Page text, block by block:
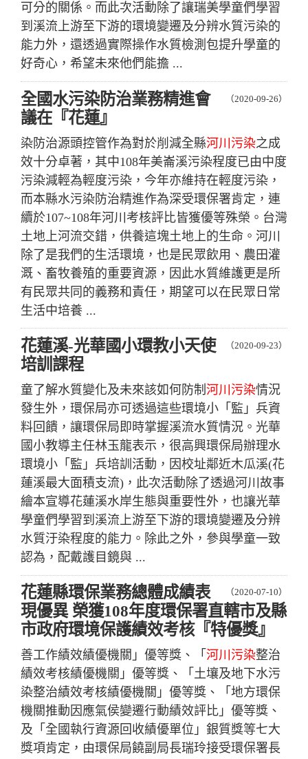
可分的關係。而此次活動除了讓瑞美學童們學習
到溪流上游至下游的環境變遷及分辨水質污染的
能力外，還透過實際操作水質檢測包提升學童的
好奇心，希望未來他們能擔 ...
（2020-09-26）
全國水污染防治業務精進會
議在『花蓮』
染防治源頭控管作為對於削減全縣河川污染之成
效十分卓著，其中108年美崙溪污染程度已由中度
污染減輕為輕度污染，今年亦維持在輕度污染，
而本縣水污染防治精進作為深受環保署肯定，連
續於107~108年河川考核評比皆獲優等殊榮。台灣
土地上河流交錯，供養這塊土地上的生命。河川
除了是我們的生活環境，也是民眾飲用、農田灌
溉、畜牧養殖的重要資源，因此水質維護更是所
有民眾共同的義務和責任，期望可以在民眾日常
生活中培養 ...
（2020-09-23）
花蓮溪-光華國小環教小天使
培訓課程
童了解水質變化及未來該如何防制 河川污染情況
發生外，環保局亦可透過這些環境小「監」兵資
料回饋，讓環保局即時掌握溪流水質情況。光華
國小教導主任林玉龍表示，很高興環保局辦理水
環境小「監」兵培訓活動，因校址鄰近木瓜溪(花
蓮溪最大面積支流)，此次活動除了透過河川故事
繪本宣導花蓮溪水岸生態與重要性外，也讓光華
學童們學習到溪流上游至下游的環境變遷及分辨
水質汙染程度的能力。除此之外，參與學童一致
認為，配戴護目鏡與 ...
（2020-07-10）
花蓮縣環保業務總體成績表
現優異 榮獲108年度環保署直轄市及縣
市政府環境保護績效考核『特優獎』
善工作績效績優機關」優等獎、「 河川污染整治
績效考核績優機關」優等獎、「土壤及地下水污
染整治績效考核績優機關」優等獎、「地方環保
機關推動因應氣侯變遷行動績效評比」優等獎、
及「全國執行資源回收績優單位」銀質獎等七大
獎項肯定，由環保局饒副局長瑞玲接受環保署長